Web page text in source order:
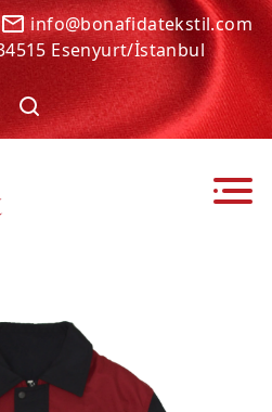
info@bonafidatekstil.com
Esenyurt/İstanbul